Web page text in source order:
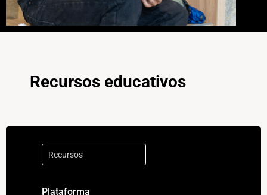
Recursos educativos
Plataforma